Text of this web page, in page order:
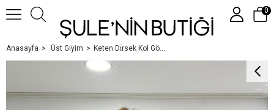
Üye Girişi
0
Anasayfa Üst Giyim Keten Di̇rsek Kol Gömlek Laci̇